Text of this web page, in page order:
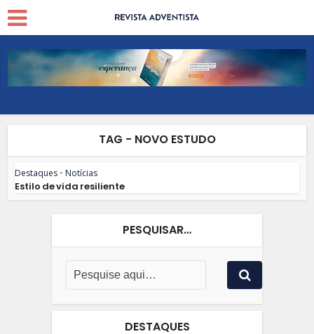
TAG - NOVO ESTUDO
Destaques • Notícias
Estilo de vida resiliente
PESQUISAR…
DESTAQUES